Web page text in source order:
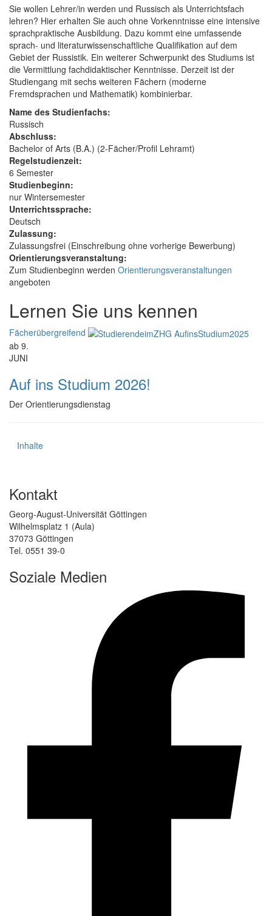
Sie wollen Lehrer/in werden und Russisch als Unterrichtsfach
lehren? Hier erhalten Sie auch ohne Vorkenntnisse eine intensive
sprachpraktische Ausbildung. Dazu kommt eine umfassende
sprach- und literaturwissenschaftliche Qualifikation auf dem
Gebiet der Russistik. Ein weiterer Schwerpunkt des Studiums ist
die Vermittlung fachdidaktischer Kenntnisse. Derzeit ist der
Studiengang mit sechs weiteren Fächern (moderne
Fremdsprachen und Mathematik) kombinierbar.
Name des Studienfachs:
Russisch
Abschluss:
Bachelor of Arts (B.A.) (2-Fächer/Profil Lehramt)
Regelstudienzeit:
6 Semester
Studienbeginn:
nur Wintersemester
Unterrichtssprache:
Deutsch
Zulassung:
Zulassungsfrei (Einschreibung ohne vorherige Bewerbung)
Orientierungsveranstaltung:
Zum Studienbeginn werden Orientierungsveranstaltungen
angeboten
Lernen Sie uns kennen
Fächerübergreifend
ab 9.
JUNI
Auf ins Studium 2026!
Der Orientierungsdienstag
Inhalte
Kontakt
Georg-August-Universität Göttingen
Wilhelmsplatz 1 (Aula)
37073 Göttingen
Tel. 0551 39-0
Soziale Medien